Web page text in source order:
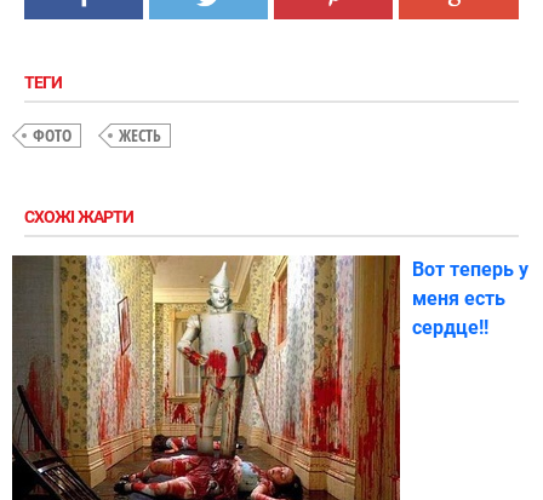
ТЕГИ
ФОТО ЖЕСТЬ
СХОЖІ ЖАРТИ
Вот теперь у
меня есть
сердце!!